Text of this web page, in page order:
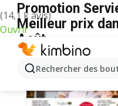
(14,1 k avis)
Ouvrir
Rechercher des
Promotion
Meilleur prix
Août